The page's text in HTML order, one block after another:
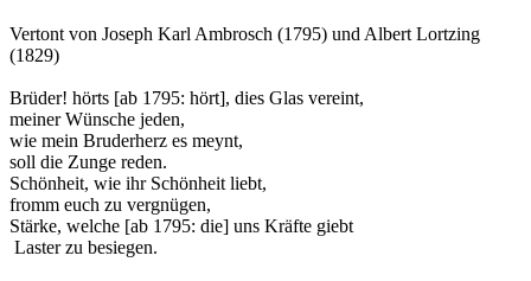
Vertont von Joseph Karl Ambrosch (1795) und Albert Lortzing
(1829)
Brüder! hörts [ab 1795: hört], dies Glas vereint,
meiner Wünsche jeden,
wie mein Bruderherz es meynt,
soll die Zunge reden.
Schönheit, wie ihr Schönheit liebt,
fromm euch zu vergnügen,
Stärke, welche [ab 1795: die] uns Kräfte giebt
Laster zu besiegen.